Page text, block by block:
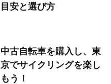
目安と選び方
中古自転車を購入し、東
京でサイクリングを楽し
もう！